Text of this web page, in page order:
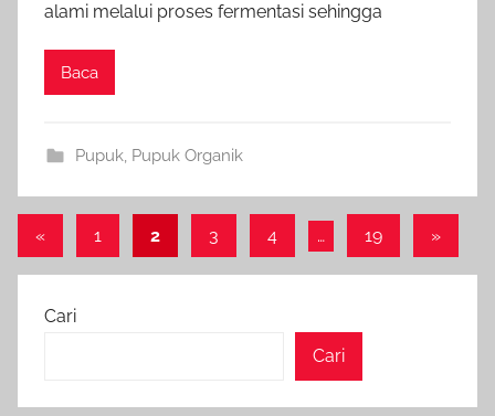
alami melalui proses fermentasi sehingga
Baca
Pupuk, Pupuk Organik
Paginasi
pos
«Previous
1 2 3 4 … 19
Next
»
Cari
Cari